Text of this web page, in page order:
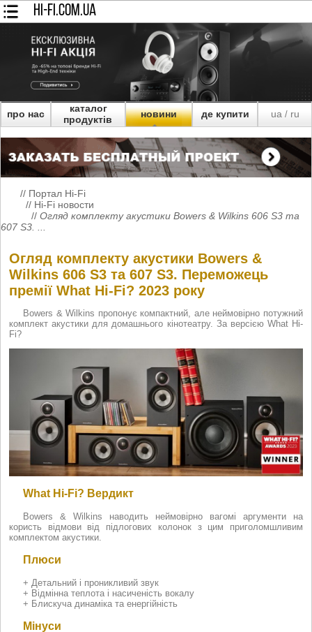
HI-FI.COM.UA
про нас
каталог
продуктів
новини де купити ua/ ru
// Портал Hi-Fi
// Hi-Fi новости
// Огляд комплекту акустики Bowers & Wilkins 606 S3 та
607 S3. ...
Огляд комплекту акустики Bowers &
Wilkins 606 S3 та 607 S3. Переможець
премії What Hi-Fi? 2023 року
Bowers & Wilkins пропонує компактний, але неймовірно потужний
комплект акустики для домашнього кінотеатру. За версією What Hi-
Fi?
What Hi-Fi? Вердикт
Bowers & Wilkins наводить неймовірно вагомі аргументи на
користь відмови від підлогових колонок з цим приголомшливим
комплектом акустики.
Плюси
+ Детальний і проникливий звук
+ Відмінна теплота і насиченість вокалу
+ Блискуча динаміка та енергійність
Мінуси